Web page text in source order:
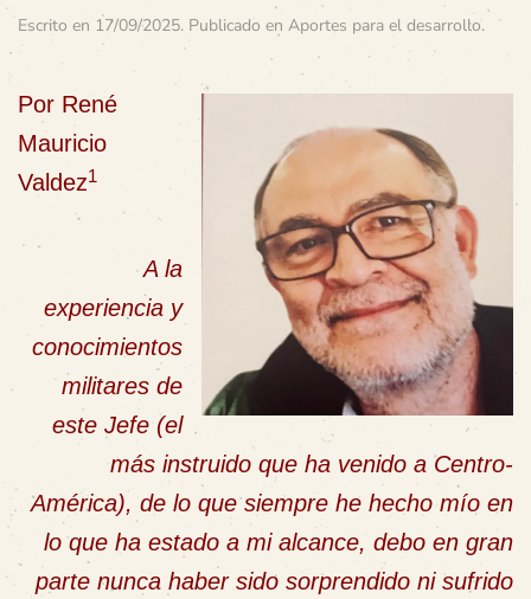
Escrito en 17/09/2025. Publicado en Aportes para el desarrollo.
Por René
Mauricio
Valdez1
A la
experiencia y
conocimientos
militares de
este Jefe (el
más instruido que ha venido a Centro-
América), de lo que siempre he hecho mío en
lo que ha estado a mi alcance, debo en gran
parte nunca haber sido sorprendido ni sufrido